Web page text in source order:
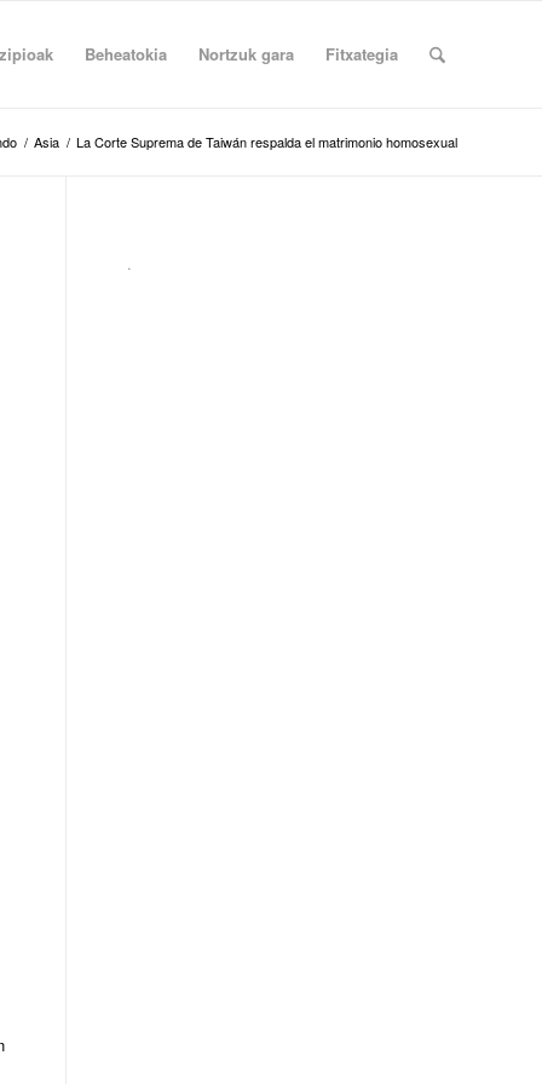
Beheatokia Nortzuk gara Fitxategia
/ Asia / La Corte Suprema de Taiwán respalda el matrimonio homosexual
.